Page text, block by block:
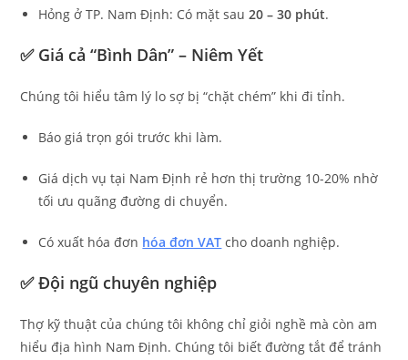
Hỏng ở TP. Nam Định: Có mặt sau20 – 30 phút.
✅ Giá cả “Bình Dân” – Niêm Yết
Chúng tôi hiểu tâm lý lo sợ bị “chặt chém” khi đi tỉnh.
Báo giá trọn gói trước khi làm.
Giá dịch vụ tại Nam Định rẻ hơn thị trường 10-20% nhờ
tối ưu quãng đường di chuyển.
Có xuất hóa đơn hóa đơn VAT cho doanh nghiệp.
✅ Đội ngũ chuyên nghiệp
Thợ kỹ thuật của chúng tôi không chỉ giỏi nghề mà còn am
hiểu địa hình Nam Định. Chúng tôi biết đường tắt để tránh